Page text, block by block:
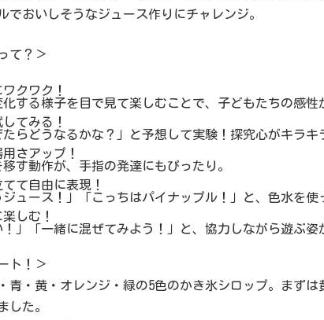
でおいしそうなジュース作りにチャレンジ。
て？＞
クワク！
する様子を目で見て楽しむことで、子どもたちの感性
てみる！
たらどうなるかな？」と予想して実験！探究心がキラキ
さアップ！
す動作が、手指の発達にもぴったり。
て自由に表現！
ジュース！」「こっちはパイナップル！」と、色水を使
しむ！
！」「一緒に混ぜてみよう！」と、協力しながら遊ぶ姿
ト！＞
青・黄・オレンジ・緑の5色のかき氷シロップ。まずは
した。